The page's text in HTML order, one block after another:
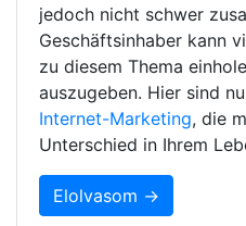
jedoch nicht schwer
Geschäftsinhaber kann
zu diesem Thema
auszugeben. Hier sind
Internet-Marketing, die
Unterschied in Ihrem
Elolvasom →